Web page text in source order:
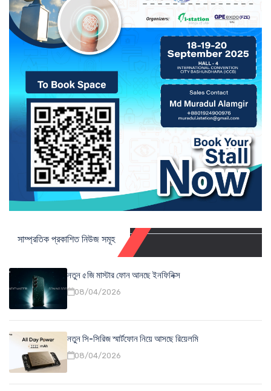
সাম্প্রতিক প্রকাশিত নিউজ সমূহ
নতুন ৫জি মাস্টার ফোন আনছে ইনফিনিক্স
08/04/2026
নতুন সি-সিরিজ স্মার্টফোন নিয়ে আসছে রিয়েলমি
08/04/2026